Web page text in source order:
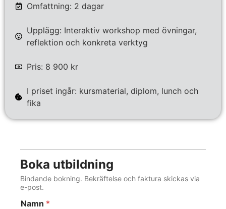
Omfattning: 2 dagar
Upplägg: Interaktiv workshop med övningar,
reflektion och konkreta verktyg
Pris: 8 900 kr
I priset ingår: kursmaterial, diplom, lunch och
fika
Boka utbildning
Bindande bokning. Bekräftelse och faktura skickas via
e-post.
Namn *